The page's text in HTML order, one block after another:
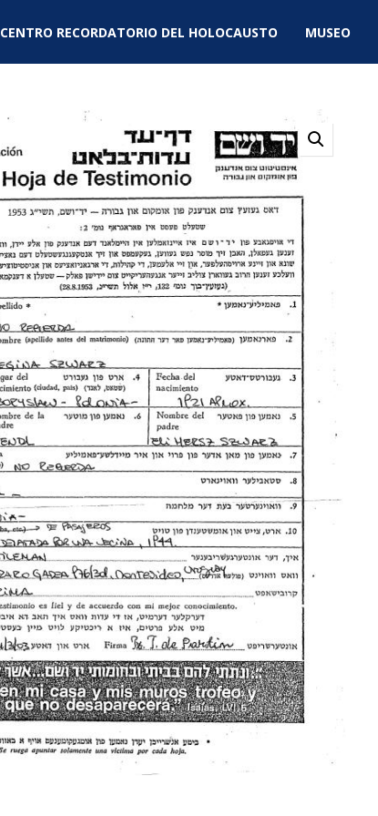
CENTRO RECORDATORIO DEL HOLOCAUSTO MUSEO